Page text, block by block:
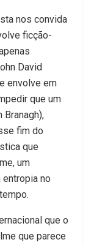
nos convida
ficção-
David
envolve em
que um
Branagh),
fim do
que
um
no
que o
que parece